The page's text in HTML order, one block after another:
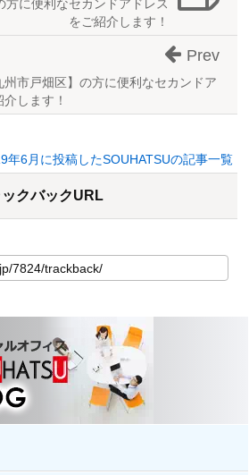
方に便利なセカンドアドレス
をご紹介します！
州市戸畑区】の方に便利なセカンドア
介します！
Prev
年6月に投稿したSOUHATSUの記事一覧
クバックURL